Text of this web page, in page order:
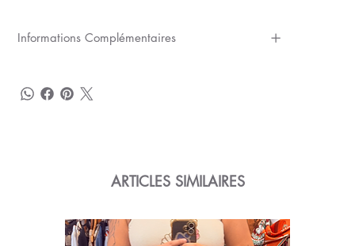
Informations Complémentaires
ARTICLES SIMILAIRES